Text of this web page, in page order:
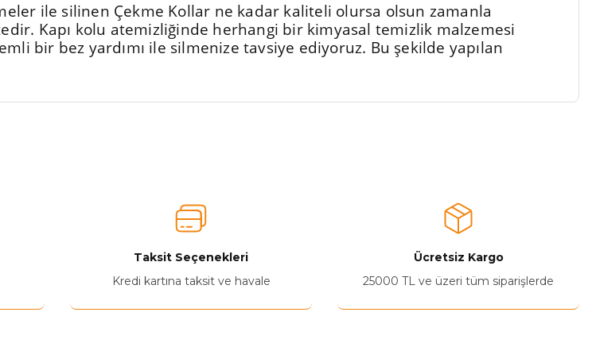
ile silinen Çekme Kollar ne kadar kaliteli olursa olsun zamanla
Kapı kolu atemizliğinde herhangi bir kimyasal temizlik malzemesi
bir bez yardımı ile silmenize tavsiye ediyoruz. Bu şekilde yapılan
Taksit Seçenekleri
Kredi kartına taksit ve havale
Ücretsiz Kargo
25000 TL ve üzeri tüm siparişlerde